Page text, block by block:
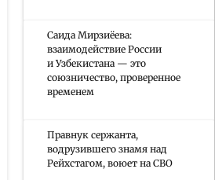
Саида Мирзиёева:
взаимодействие России
и Узбекистана — это
союзничество, проверенное
временем
Правнук сержанта,
водрузившего знамя над
Рейхстагом, воюет на СВО